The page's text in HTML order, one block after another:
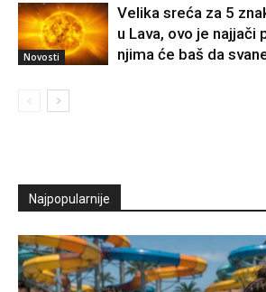
Novosti
Velika sreća za 5
u Lava, ovo je najjači
njima će baš da
Najpopularnije